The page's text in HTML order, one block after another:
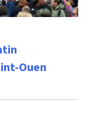
Ouen